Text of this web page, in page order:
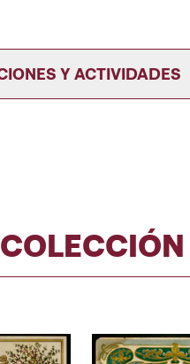
Y ACTIVIDADES